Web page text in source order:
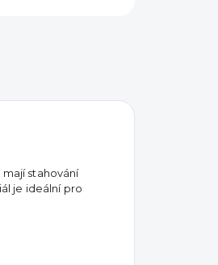
stahování
je ideální pro